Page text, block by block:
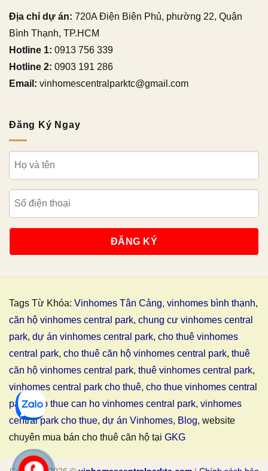
Địa chỉ dự án: 720A Điện Biên Phủ, phường 22, Quận
Bình Thạnh, TP.HCM
Hotline 1: 0913 756 339
Hotline 2: 0903 191 286
Email: vinhomescentralparktc@gmail.com
Đăng Ký Ngay
Tags Từ Khóa: Vinhomes Tân Cảng, vinhomes bình thạnh,
căn hộ vinhomes central park, chung cư vinhomes central
park, dự án vinhomes central park, cho thuê vinhomes
central park, cho thuê căn hộ vinhomes central park, thuê
căn hộ vinhomes central park, thuê vinhomes central park,
vinhomes central park cho thuê, cho thue vinhomes central
park,cho thue can ho vinhomes central park, vinhomes
central park cho thue, dự án Vinhomes, Blog, website
chuyên mua bán cho thuê căn hộ tại GKG